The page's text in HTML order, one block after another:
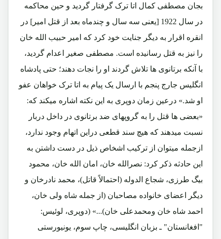
بجان مصطفی کمال اتا ترک گرفتار گردید و حین محاکمه
در سال 1922 [یعنی سه سال و چندماه بعد از قتل امیر] در
انقره اقرار به دیگر جنایت خود کرد که امیر حبیب الله خان
را نیز به قتل رسانیده است. مصطفی صغیر اعدام گردید،
با آنکه برتانوی ها تلاش گردند او را نجات دهند؛ حتی پادشاه
انگلیس جارج پنجم با ارسال یک پیام به اتا ترک خواهان عفو
او شد.» درعین زمان دوپری به این نکته اشاره میکند که:
«بعضی ها قتل را به گروپهای ضد برتانوی در داخل دربار
نسبت میدهند که هیچ سند قطعی دراین اتهام وجود ندارد،
ازجمله میتوان از ترکیب اشخاص ذیل در دست داشتن به
این حادثه ذکر کرد: نصرالله خان، امان الله خان، محمود
بیگ طرزی، شجاع الدوله (احتمالاً قاتل)، محمد نادرخان و
دیگر اعضای خانواده مصاحبان (از جمله شاه ولی خان،
احمد شاه خان ومحمدعلی خان)...» (دوپری، لوئیس:
"افغانستان" ـ بزبان انگلیسی، چاپ سوم، یونیورستی